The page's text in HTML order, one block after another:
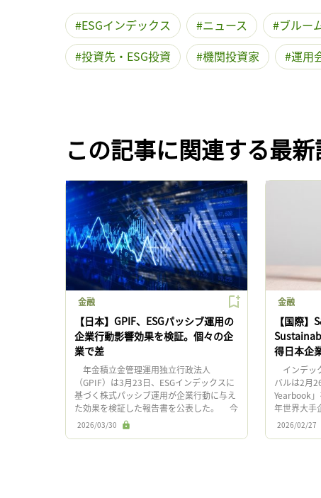
ESGインデックス ニュース ブルー
投資先・ESG投資
機関投資家 運用
この記事に関連する最
金融
【日本】GPIF、ESGパッシブ運用の
企業行動影響効果を検証。個々の企
業で差
年金積立金管理運用独立行政法人
（GPIF）は3月23日、ESGインデックスに
基づく株式パッシブ運用が企業行動に与え
た効果を検証した報告書を公表した。 今
回の分析では、 ここから先は登録ユーザー
限定のコンテンツとなりま […]
2026/03/30
金融
【国際
得日本企
インデッ
バルは2月
Yearbook
年世界大手
付し、回答
2026/02/27